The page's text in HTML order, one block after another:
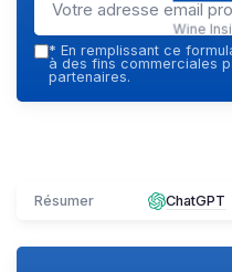
Wine
* En remplissant ce
à des fins commerciales
partenaires.
Résumer ChatGPT